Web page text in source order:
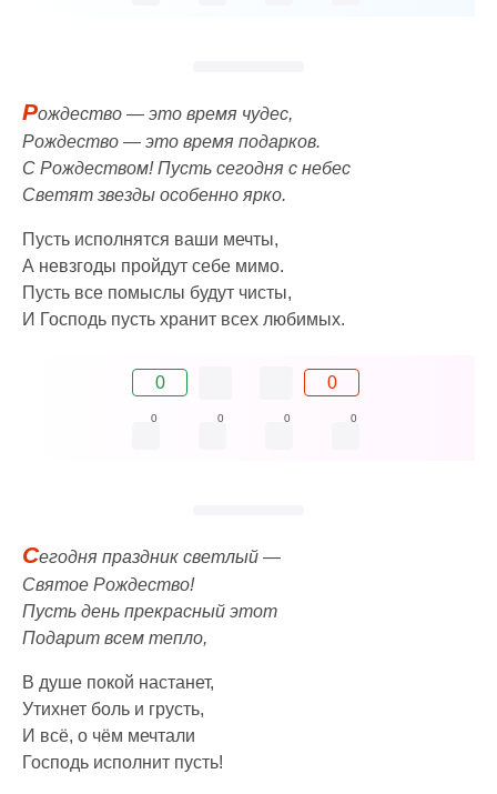
Рождество — это время чудес,
Рождество — это время подарков.
С Рождеством! Пусть сегодня с небес
Светят звезды особенно ярко.
Пусть исполнятся ваши мечты,
А невзгоды пройдут себе мимо.
Пусть все помыслы будут чисты,
И Господь пусть хранит всех любимых.
0 0
0 0 0 0
Сегодня праздник светлый —
Святое Рождество!
Пусть день прекрасный этот
Подарит всем тепло,
В душе покой настанет,
Утихнет боль и грусть,
И всё, о чём мечтали
Господь исполнит пусть!